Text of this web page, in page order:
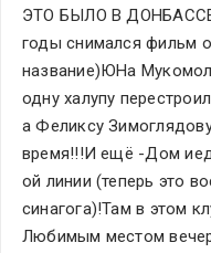
ЭТО БЫЛО В
годы снимался фильм
название)ЮНа
одну халупу
а Феликсу
время!!!И ещё -Дом
ой линии (теперь это
синагога)!Там в этом
Любимым местом